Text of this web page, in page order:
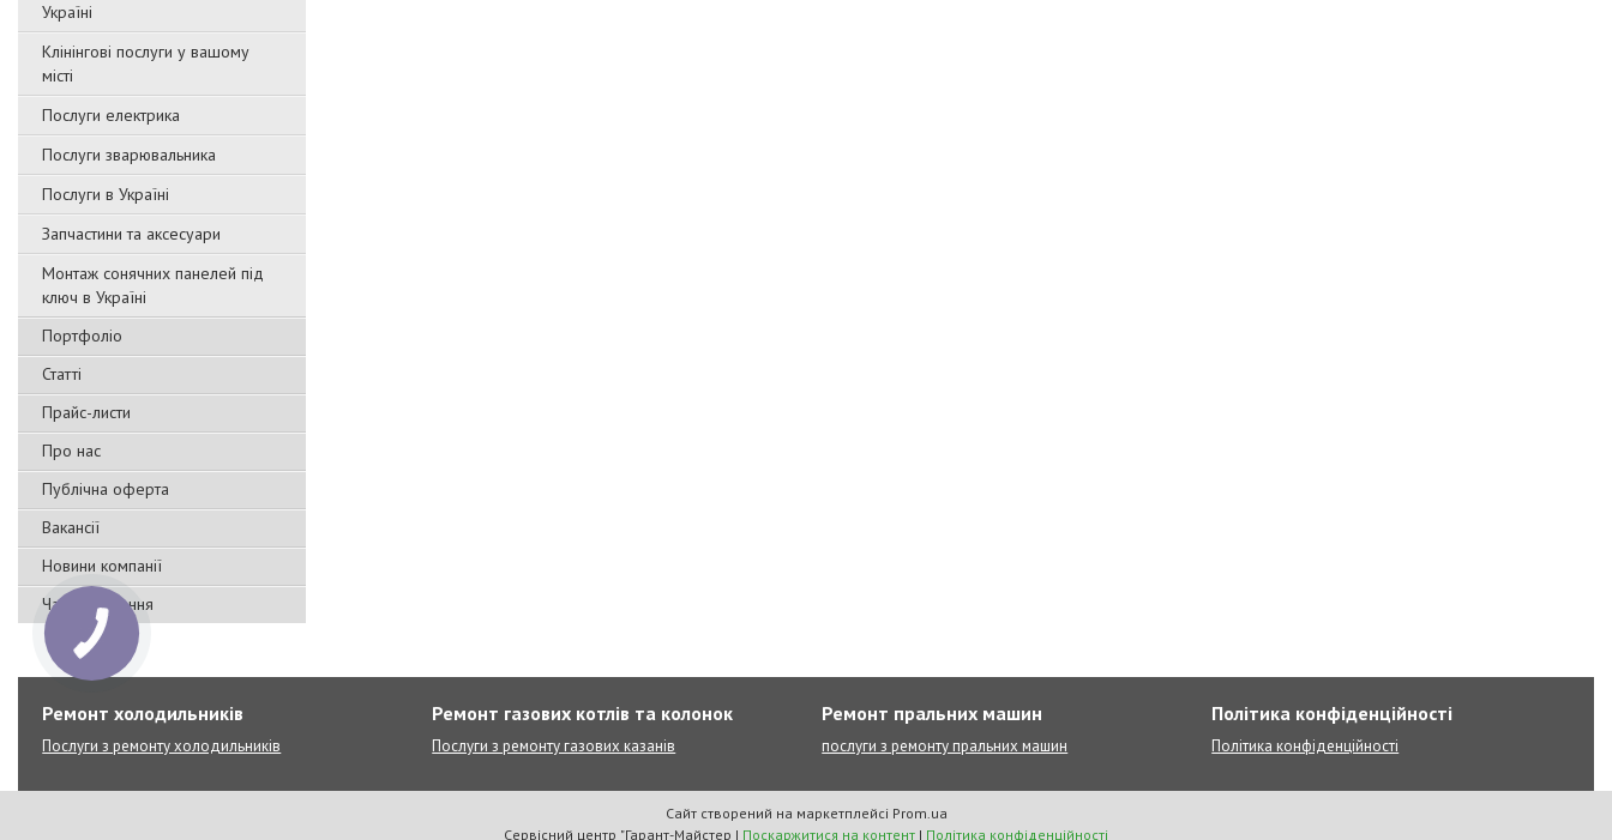
Україні
Клінінгові послуги у вашому
місті
Послуги електрика
Послуги зварювальника
Послуги в Україні
Запчастини та аксесуари
Монтаж сонячних панелей під
ключ в Україні
Портфоліо
Статті
Прайс-листи
Про нас
Публічна оферта
Вакансії
Новини компанії
Часті запитання
Ремонт холодильників
Послуги з ремонту холодильників
Ремонт газових котлів та колонок
Послуги з ремонту газових казанів
Ремонт пральних машин
послуги з ремонту пральних машин
Політика конфіденційності
Політика конфіденційності
Сайт створений на маркетплейсі Prom.ua
Сервісний центр "Гарант-Майстер | Поскаржитися на контент | Політика конфіденційності